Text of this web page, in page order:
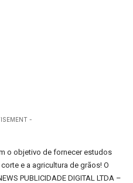
-
o objetivo de fornecer estudos
e a agricultura de grãos! O
PUBLICIDADE DIGITAL LTDA –